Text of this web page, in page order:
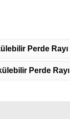
Perde Rayı
Perde Rayı